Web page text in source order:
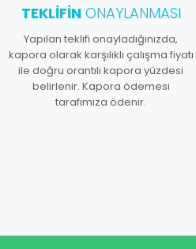
TEKLIFINONAYLANMASI
Yapılan teklifi onayladığınızda,
kapora olarak karşılıklı çalışma fiyatı
ile doğru orantılı kapora yüzdesi
belirlenir. Kapora ödemesi
tarafımıza ödenir.